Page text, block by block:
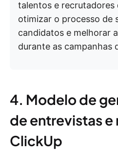
talentos e recrutadores
otimizar o processo de
candidatos e melhorar
durante as campanhas
4. Modelo de
de entrevistas
ClickUp